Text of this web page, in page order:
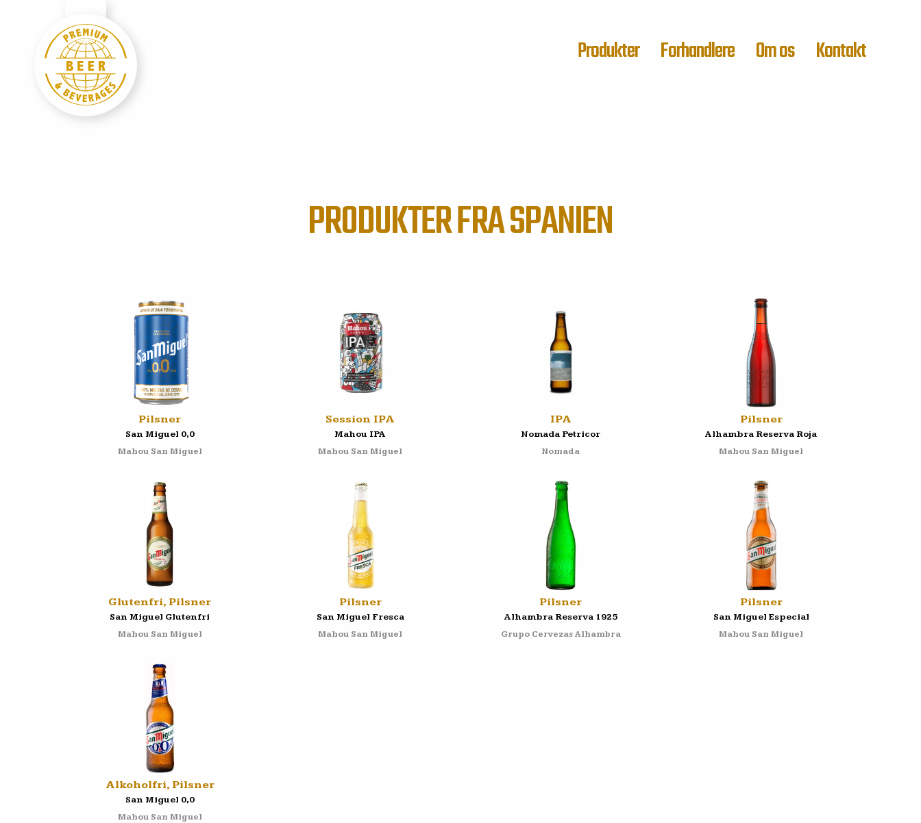
Produkter Forhandlere Om os Kontakt
PRODUKTER FRA SPANIEN
Pilsner
San Miguel 0,0
Mahou San Miguel
Session IPA
Mahou IPA
Mahou San Miguel
IPA
Nomada Petricor
Nomada
Pilsner
Alhambra Reserva Roja
Mahou San Miguel
Glutenfri, Pilsner
San Miguel Glutenfri
Mahou San Miguel
Pilsner
San Miguel Fresca
Mahou San Miguel
Pilsner
Alhambra Reserva 1925
Grupo Cervezas Alhambra
Pilsner
San Miguel Especial
Mahou San Miguel
Alkoholfri, Pilsner
San Miguel 0,0
Mahou San Miguel